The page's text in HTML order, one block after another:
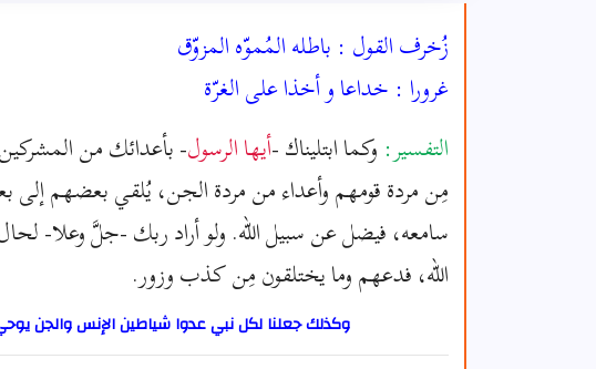
زُخرف القول : باطله المُموّه المزوّق
غرورا : خداعا و أخذا على الغرّة
التفسير: وكما ابتليناك -أيها الرسول- بأعدائك من المشركين
مِن مردة قومهم وأعداء من مردة الجن، يُلقي بعضهم إلى
سامعه، فيضل عن سبيل الله. ولو أراد ربك -جلَّ وعلا- لحال
الله، فدعهم وما يختلقون مِن كذب وزور.
وكذلك جعلنا لكل نبي عدوا شياطين الإنس والجن